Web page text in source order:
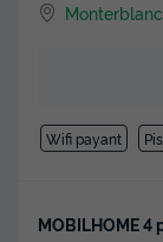
Monterblanc
Wifi payant
MOBILHOME 4